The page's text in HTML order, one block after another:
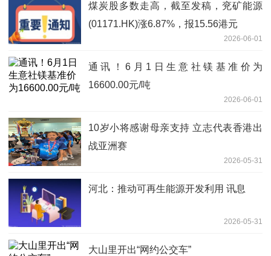
煤炭股多数走高，截至发稿，兖矿能源
(01171.HK)涨6.87%，报15.56港元
2026-06-01
通讯！6月1日生意社镁基准价为
16600.00元/吨
2026-06-01
10岁小将感谢母亲支持 立志代表香港出
战亚洲赛
2026-05-31
河北：推动可再生能源开发利用 讯息
2026-05-31
大山里开出“网约公交车”